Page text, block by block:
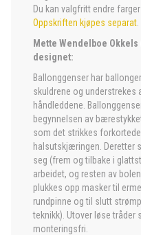
Du kan valgfritt endre
Oppskriften kjøpes separat
Mette Wendelboe
designet:
Ballonggenser har
skuldrene og understrekes
håndleddene.
begynnelsen av
som det strikkes
halsutskjæringen. Deretter
seg (frem og tilbake i
arbeidet, og resten av
plukkes opp masker til
rundpinne og til slutt
teknikk). Utover løse
monteringsfri.